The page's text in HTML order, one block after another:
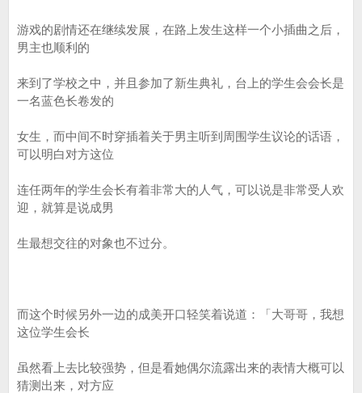
游戏的剧情还在继续发展，在路上发生这样一个小插曲之后，
男主也顺利的
来到了学校之中，并且参加了新生典礼，台上的学生会会长是
一名蓝色长卷发的
女生，而中间不时穿插着关于男主听到周围学生议论的话语，
可以明白对方这位
连任两年的学生会长有着非常大的人气，可以说是非常受人欢
迎，就算是说成男
生最想交往的对象也不过分。
而这个时候另外一边的成美开口轻笑着说道：「大哥哥，我想
这位学生会长
虽然看上去比较强势，但是看她偶尔流露出来的表情大概可以
猜测出来，对方应